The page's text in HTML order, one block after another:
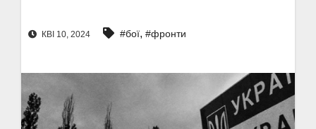
КВІ 10, 2024 #бої, #фронти